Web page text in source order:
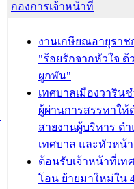
น้ำดื่มแก่ผู้พักอาศัย
กองสวัสดิการสังคม
วารินชำราบ จัดโค
ระยะสั้น ประจำปี
ถักทอผลิตภัณฑ์จาก
บทความ อื่นๆ ...
กองการเจ้าหน้าที่
งานเกษียณอายุราช
"ร้อยรักจากหัวใจ ด้
ผูกพัน"
เทศบาลเมืองวาริน
ผู้ผ่านการสรรหาให้
สายงานผู้บริหาร ต
เทศบาล และหัวหน้
ต้อนรับเจ้าหน้าที่เท
โอน ย้ายมาใหม่ใน